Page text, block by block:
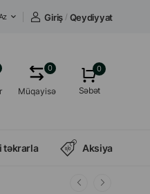
Giriş / Qeydiyyat
Müqayisə
0 0
Səbət
təkrarla Aksiya